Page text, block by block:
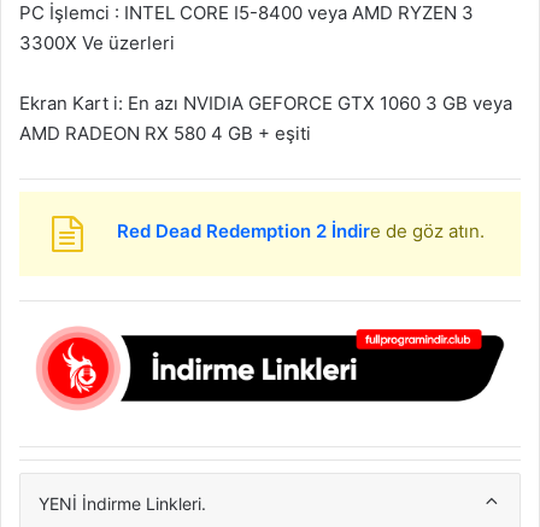
PC İşlemci : INTEL CORE I5-8400 veya AMD RYZEN 3
3300X Ve üzerleri
Ekran Kart i: En azı NVIDIA GEFORCE GTX 1060 3 GB veya
AMD RADEON RX 580 4 GB + eşiti
Red Dead Redemption 2 İndire de göz atın.
YENİ İndirme Linkleri.